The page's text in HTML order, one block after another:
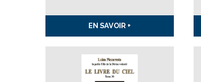
EN SAVOIR +